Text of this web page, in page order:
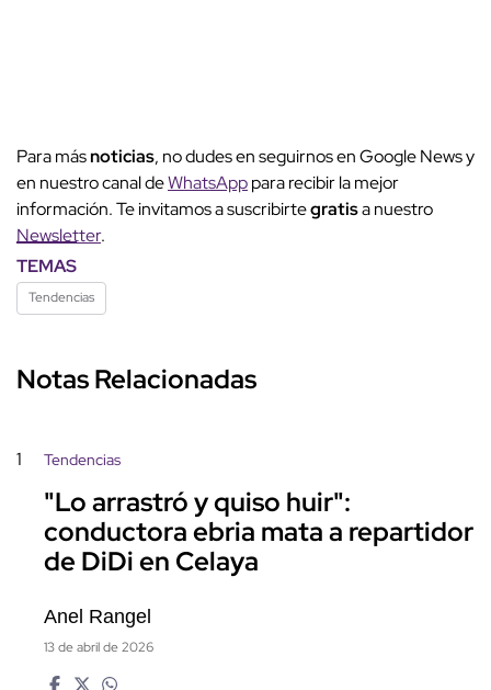
Para másnoticias, no dudes en seguirnos en Google News y
en nuestro canal deWhatsApppara recibir la mejor
información. Te invitamos a suscribirtegratisa nuestro
Newsletter.
TEMAS
Tendencias
Notas Relacionadas
1 Tendencias
"Lo arrastró y quiso huir":
conductora ebria mata a repartidor
de DiDi en Celaya
Anel Rangel
13 de abril de 2026